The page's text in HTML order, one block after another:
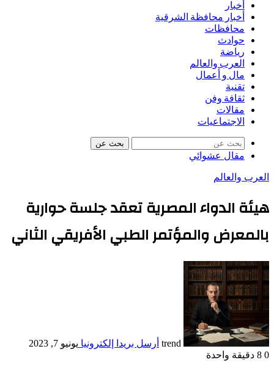
أخبار
أخبار محافظة الشرقية
محافظات
حوادث
رياضة
العرب والعالم
مال و أعمال
تقنية
ثقافة وفن
مقالات
الاجتماعيات
بحث عن
مقال عشوائي
العرب والعالم
هيئة الدواء المصرية تعقد جلسة حوارية
بالمعرض والمؤتمر الطبي الأفريقي الثاني
trend أرسل بريدا إلكترونيا يونيو 7, 2023
0
دقيقة واحدة